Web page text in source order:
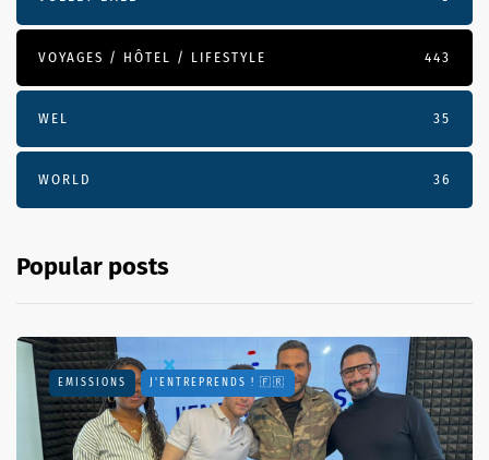
VOYAGES / HÔTEL / LIFESTYLE 443
WEL 35
WORLD 36
Popular posts
EMISSIONS J'ENTREPRENDS ! 🇫🇷